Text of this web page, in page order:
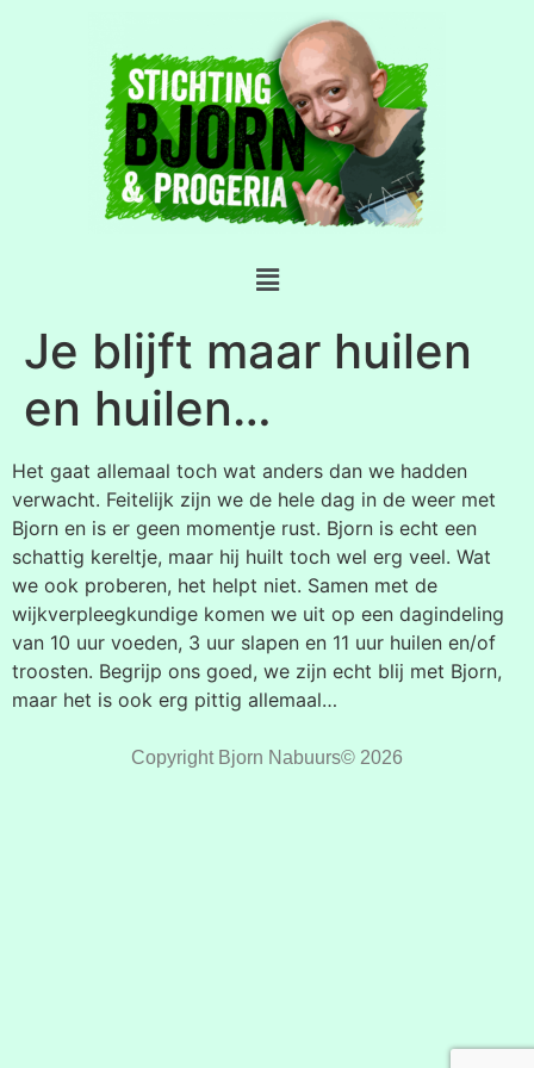
Je blijft maar huilen
en huilen…
Het gaat allemaal toch wat anders dan we hadden
verwacht. Feitelijk zijn we de hele dag in de weer met
Bjorn en is er geen momentje rust. Bjorn is echt een
schattig kereltje, maar hij huilt toch wel erg veel. Wat
we ook proberen, het helpt niet. Samen met de
wijkverpleegkundige komen we uit op een dagindeling
van 10 uur voeden, 3 uur slapen en 11 uur huilen en/of
troosten. Begrijp ons goed, we zijn echt blij met Bjorn,
maar het is ook erg pittig allemaal…
Copyright Bjorn Nabuurs© 2026